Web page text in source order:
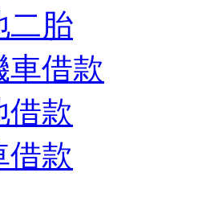
二胎
車借款
借款
借款